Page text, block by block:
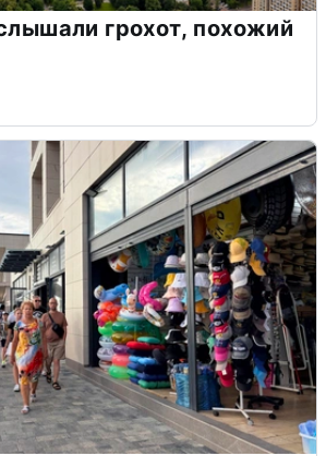
грохот, похожий